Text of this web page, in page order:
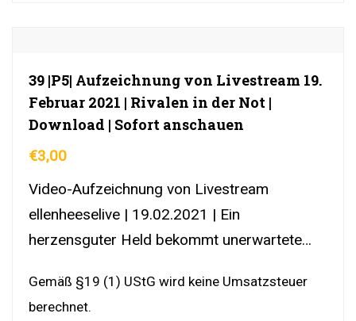
39 |P5| Aufzeichnung von Livestream 19.
Februar 2021 | Rivalen in der Not |
Download | Sofort anschauen
€3,00
Video-Aufzeichnung von Livestream
ellenheeselive | 19.02.2021 | Ein
herzensguter Held bekommt unerwartete
Gemäß §19 (1) UStG wird keine Umsatzsteuer
berechnet.